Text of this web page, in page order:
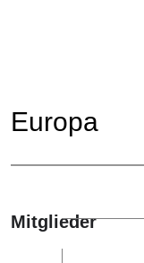
Europa
Mitglieder